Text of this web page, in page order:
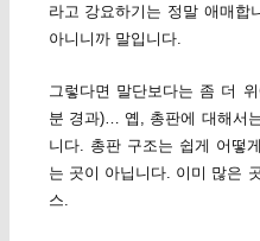
라고 강요하기는 정말 애매합
아니니까 말입니다.
그렇다면 말단보다는 좀 더
분 경과)… 옙, 총판에 대해서
니다. 총판 구조는 쉽게 어떻
는 곳이 아닙니다. 이미 많은
스.